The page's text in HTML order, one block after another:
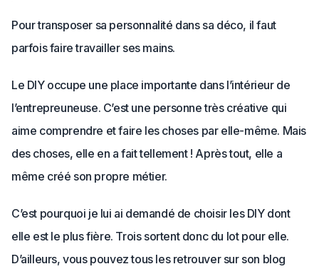
Pour transposer sa personnalité dans sa déco, il faut
parfois faire travailler ses mains.
Le DIY occupe une place importante dans l’intérieur de
l’entrepreuneuse. C’est une personne très créative qui
aime comprendre et faire les choses par elle-même. Mais
des choses, elle en a fait tellement ! Après tout, elle a
même créé son propre métier.
C’est pourquoi je lui ai demandé de choisir les DIY dont
elle est le plus fière. Trois sortent donc du lot pour elle.
D’ailleurs, vous pouvez tous les retrouver sur son blog